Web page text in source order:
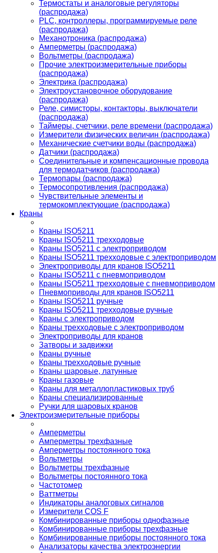
Термостаты и аналоговые регуляторы
(распродажа)
PLС, контроллеры, программируемые реле
(распродажа)
Механотроника (распродажа)
Амперметры (распродажа)
Вольтметры (распродажа)
Прочие электроизмерительные приборы
(распродажа)
Электрика (распродажа)
Электроустановочное оборудование
(распродажа)
Реле, симисторы, контакторы, выключатели
(распродажа)
Таймеры, счетчики, реле времени (распродажа)
Измерители физических величин (распродажа)
Механические счетчики воды (распродажа)
Датчики (распродажа)
Соединительные и компенсационные провода
для термодатчиков (распродажа)
Термопары (распродажа)
Термосопротивления (распродажа)
Чувствительные элементы и
термокомплектующие (распродажа)
Краны
Краны ISO5211
Краны ISO5211 трехходовые
Краны ISO5211 с электроприводом
Краны ISO5211 трехходовые с электроприводом
Электроприводы для кранов ISO5211
Краны ISO5211 с пневмоприводом
Краны ISO5211 трехходовые с пневмоприводом
Пневмоприводы для кранов ISO5211
Краны ISO5211 ручные
Краны ISO5211 трехходовые ручные
Краны с электроприводом
Краны трехходовые с электроприводом
Электроприводы для кранов
Затворы и задвижки
Краны ручные
Краны трехходовые ручные
Краны шаровые, латунные
Краны газовые
Краны для металлопластиковых труб
Краны специализированные
Ручки для шаровых кранов
Электроизмерительные приборы
Амперметры
Амперметры трехфазные
Амперметры постоянного тока
Вольтметры
Вольтметры трехфазные
Вольтметры постоянного тока
Частотомер
Ваттметры
Индикаторы аналоговых сигналов
Измерители COS F
Комбинированные приборы однофазные
Комбинированные приборы трехфазные
Комбинированные приборы постоянного тока
Анализаторы качества электроэнергии